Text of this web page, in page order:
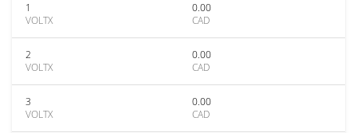
1
VOLTX
0.00
CAD
2
VOLTX
0.00
CAD
3
VOLTX
0.00
CAD